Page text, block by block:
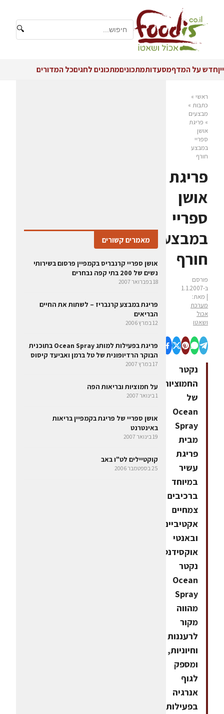
🔍
ייןחדש על המדףמסעדותמתכוניםמתכונים לחגיםכל המדורים
ראשי »
כתבות »
מבצעים
» פריגת
אושן
ספריי
במבצע
חורף
פריגת
אושן
ספריי
במבצע
חורף
פורסם
ב-1.1.2007
| מאת:
מערכת
אכול
ושאטו
נקטר
החמוציות
של
Ocean
Spray
מבית
פריגת
עשיר
במיוחד
ברכיבים
צמחיים
אקטיביים
ובאנטי
אוקסידנטים.
נקטר
Ocean
Spray
מהווה
מקור
לרעננות
וחיוניות,
ומספק
לגוף
אנרגיה
בפעילות
מאמרים קשורים
אושן ספריי קרנבריס בקמפיין פרסום בשירותי
נשים של 200 בתי קפה נבחרים
18 בפברואר 2007
פריגת במבצע קרנבריז – לשתות את החיים
הבריאים
12 במרץ 2006
פריגת בפעילות למותג Ocean Spray בתוכנית
הבוקר הרדיופונית של טל ברמן ואביעד קיסוס
17 במרץ 2007
על חמוציות ובריאות הפה
1 בינואר 2007
אושן ספריי של פריגת בקמפיין בריאות
באינטרנט
19 בינואר 2007
קוקטיילים לט"ו באב
25 בספטמבר 2006